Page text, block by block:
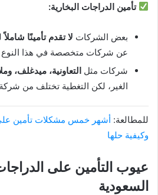
تأمين الدراجات البخارية:
بعض الشركات لا تقدم تأمينًا شاملاً
عن شركات متخصصة في هذا النوع
شركات مثل التعاونية، ميدغلف،
الغير، لكن التغطية تختلف من
للمطالعة: أشهر خمس مشكلات تأمين
وكيفية حلها
عيوب التأمين على
السعودية